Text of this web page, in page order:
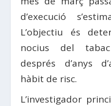
d’execució
L’objectiu és
nocius del
després d’anys
hàbit de risc.
L’investigador